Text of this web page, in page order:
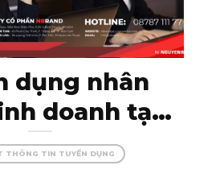
dụng nhân
doanh tại
– thu nhập
đãi ngộ xịn!
THÔNG TIN TUYỂN DỤNG